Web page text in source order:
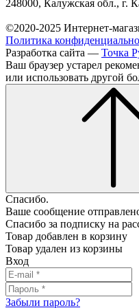
248000, Калужская обл., г.
©2020-2025 Интернет-
Политика
Разработка сайта — Точка
Ваш браузер устарел
или использовать другой
Спасибо.
Ваше сообщение
Спасибо за подписку на
Товар добавлен в корзину
Товар удален из корзины
Вход
Забыли пароль?